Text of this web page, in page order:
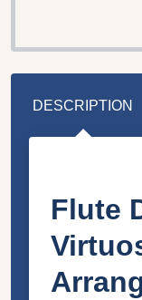
DESCRIPTION
Flute